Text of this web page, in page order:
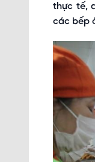
thực tế,
các bếp